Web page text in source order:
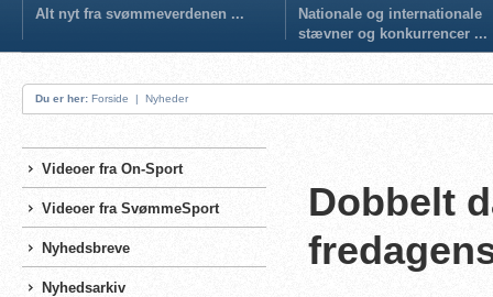
Alt nyt fra svømmeverdenen ...
Nationale og internationale
stævner og konkurrencer ...
Du er her: Forside | Nyheder
Videoer fra On-Sport
Videoer fra SvømmeSport
Nyhedsbreve
Nyhedsarkiv
Dobbelt